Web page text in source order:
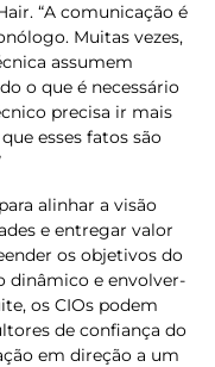
“A comunicação é
Muitas vezes,
assumem
o que é necessário
precisa ir mais
esses fatos são
alinhar a visão
e entregar valor
os objetivos do
dinâmico e envolver-
os CIOs podem
de confiança do
em direção a um